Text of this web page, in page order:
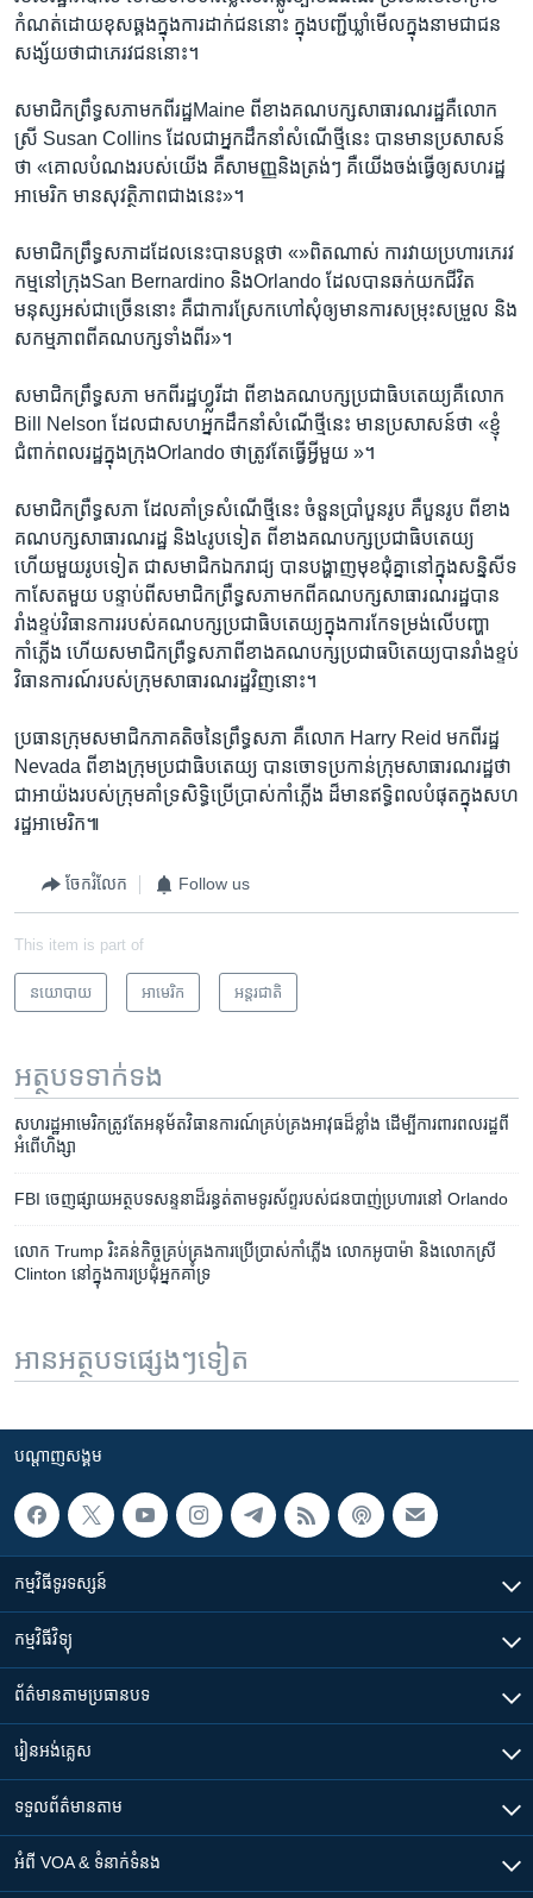
កំណត់​ដោយ​ខុស​ឆ្គង​ក្នុង​ការ​ដាក់​ជន​នោះ ក្នុង​បញ្ជី​ឃ្លាំមើល​ក្នុង​នាម​ជា​ជន
សង្ស័យ​ថា​ជា​ភេរវជន​នោះ។
​សមាជិក​ព្រឹទ្ធសភា​មក​ពី​រដ្ឋMaine ពី​ខាង​គណបក្ស​សាធារណរដ្ឋ​គឺ​លោក
ស្រី ​Susan Collins ដែល​ជា​អ្នក​ដឹកនាំ​សំណើ​ថ្មី​នេះ បាន​មាន​ប្រសាសន៍​
ថា «គោល​បំណង​របស់​យើង គឺ​សាមញ្ញ​និង​ត្រង់ៗ គឺ​យើង​ចង់​ធ្វើ​ឲ្យ​សហរដ្ឋ​
អាមេរិក មាន​សុវត្ថិភាព​ជាង​នេះ»។
សមាជិក​ព្រឹទ្ធសភា​ដដែល​នេះ​បាន​បន្ត​ថា «»ពិត​ណាស់ ការ​វាយប្រហារ​ភេរវ
កម្ម​នៅ​ក្រុងSan Bernardino និងOrlando ដែល​បាន​ឆក់​យក​ជីវិត​
មនុស្ស​អស់​ជាច្រើន​នោះ គឺ​ជា​ការ​ស្រែក​ហៅ​សុំ​ឲ្យ​មាន​ការ​សម្រុះសម្រួល និង​
សកម្មភាព​ពី​គណបក្ស​ទាំង​ពីរ»។
​សមាជិក​ព្រឹទ្ធសភា មក​ពី​រដ្ឋ​ហ្វ្លរីដា ​ពី​ខាង​គណបក្ស​ប្រជាធិបតេយ្យ​គឺ​លោក
Bill Nelson ដែល​ជា​សហ​អ្នក​ដឹកនាំ​សំណើ​ថ្មី​នេះ មាន​ប្រសាសន៍​ថា «ខ្ញុំ​
ជំពាក់​ពលរដ្ឋ​ក្នុង​ក្រុងOrlando ​ថា​ត្រូវ​តែ​ធ្វើ​អ្វី​មួយ »។
សមាជិក​ព្រឺទ្ធ​សភា​ ដែល​គាំទ្រ​សំណើ​ថ្មី​នេះ ចំនួនប្រាំបួន​រូប គឺបួន​រូប ពី​ខាង​
គណបក្ស​សាធារណរដ្ឋ និង​៤​រូប​ទៀត ពី​ខាង​គណបក្ស​ប្រជាធិបតេយ្យ​
ហើយមួយ​រូប​ទៀត ជា​សមាជិក​ឯករាជ្យ បាន​បង្ហាញ​មុខ​ជុំ​គ្នា​នៅ​ក្នុង​សន្និសីទ​
កាសែត​មួយ បន្ទាប់ពី​សមាជិក​ព្រឺទ្ធសភា​មក​ពី​គណបក្ស​សាធារណរដ្ឋ​បាន​
រាំងខ្ទប់​វិធានការរបស់​គណបក្ស​ប្រជាធិបតេយ្យ​ក្នុង​ការ​កែទម្រង់​លើ​បញ្ហា​
កាំភ្លើង ហើយ​សមាជិក​ព្រឺទ្ធសភា​ពី​ខាង​គណបក្ស​ប្រជាធបិតេយ្យ​បាន​រាំងខ្ទប់​
វិធានការណ៍​របស់​ក្រុម​សាធារណរដ្ឋ​វិញ​នោះ។
ប្រធាន​ក្រុម​សមាជិក​ភាគតិច​នៃ​ព្រឹទ្ធសភា គឺ​លោក Harry Reid មក​ពី​រដ្ឋ​
Nevada ពី​ខាង​ក្រុម​ប្រជាធិបតេយ្យ បាន​ចោទប្រកាន់​ក្រុម​សាធារណរដ្ឋ​ថា
ជា​អាយ៉ង​របស់​ក្រុម​គាំទ្រ​សិទ្ធិ​ប្រើប្រាស់​កាំភ្លើង ដ៏​មាន​ឥទ្ធិពល​បំផុត​ក្នុង​សហ
រដ្ឋ​អាមេរិក៕
ចែករំលែក Follow us
This item is part of
នយោបាយ អាមេរិក​ អន្តរជាតិ
អត្ថបទ​ទាក់ទង
សហរដ្ឋ​អាមេរិក​ត្រូវតែ​អនុម័ត​វិធានការណ៍​គ្រប់គ្រង​អាវុធ​ដ៏​ខ្លាំង ​ដើម្បី​ការពារ​ពលរដ្ឋ​ពី​
អំពើ​ហិង្សា
FBI ចេញ​ផ្សាយ​អត្ថបទ​សន្ទនាដ៏​រន្ធត់​​​តាម​​ទូរស័ព្ទ​​របស់​​ជនបាញ់​ប្រហារ​នៅ Orlando
លោក Trump រិះគន់​កិច្ច​គ្រប់គ្រង​ការប្រើប្រាស់​កាំភ្លើង លោកអូបាម៉ា និង​លោកស្រី
Clinton នៅ​ក្នុង​ការប្រជុំ​អ្នកគាំទ្រ​
អានអត្ថបទផ្សេងៗទៀត
បណ្តាញ​សង្គម
កម្មវិធី​ទូរទស្សន៍
កម្មវិធី​វិទ្យុ
ព័ត៌មាន​តាមប្រធានបទ​
រៀន​​អង់គ្លេស
ទទួល​ព័ត៌មាន​តាម
អំពី​ VOA & ទំនាក់ទំនង